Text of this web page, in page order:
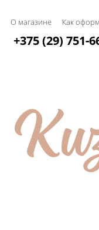
О магазине Как
+375 (29) 751-